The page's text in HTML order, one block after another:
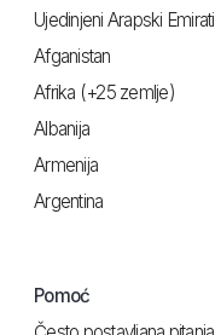
Ujedinjeni Arapski Emirati
Afganistan
Afrika (+25 zemlje)
Albanija
Armenija
Argentina
Pomoć